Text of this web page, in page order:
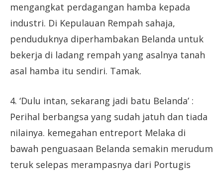
mengangkat perdagangan hamba kepada
industri. Di Kepulauan Rempah sahaja,
penduduknya diperhambakan Belanda untuk
bekerja di ladang rempah yang asalnya tanah
asal hamba itu sendiri. Tamak.
4. ‘Dulu intan, sekarang jadi batu Belanda’ :
Perihal berbangsa yang sudah jatuh dan tiada
nilainya. kemegahan entreport Melaka di
bawah penguasaan Belanda semakin merudum
teruk selepas merampasnya dari Portugis